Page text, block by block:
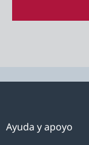
de
personales
Ayuda y apoyo